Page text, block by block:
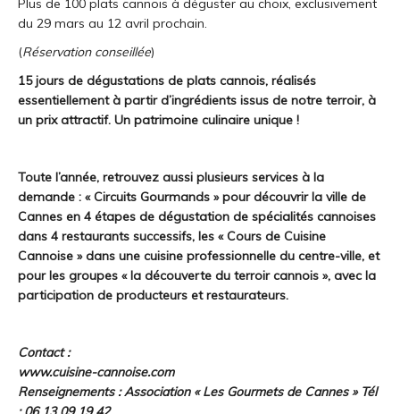
Plus de 100 plats cannois à déguster au choix, exclusivement
du 29 mars au 12 avril prochain.
(Réservation conseillée)
15 jours de dégustations de plats cannois, réalisés
essentiellement à partir d’ingrédients issus de notre terroir, à
un prix attractif. Un patrimoine culinaire unique !
Toute l’année, retrouvez aussi plusieurs services à la
demande : «Circuits Gourmands » pour découvrir la ville de
Cannes en 4 étapes de dégustation de spécialités cannoises
dans 4 restaurants successifs, les «Cours de Cuisine
Cannoise » dans une cuisine professionnelle du centre-ville, et
pour les groupes «la découverte du terroir cannois », avec la
participation de producteurs et restaurateurs.
Contact :
www.cuisine-cannoise.com
Renseignements : Association « Les Gourmets de Cannes » Tél